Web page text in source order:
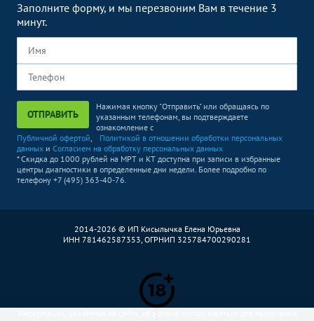
Заполните форму, и мы перезвоним Вам в течение 3
минут.
ОТПРАВИТЬ
Нажимая кнопку "Отправить" или обращаясь по
указанным телефонам, вы подтверждаете
ознакомление с
Публичной офертой,
Политикой в отношении обработки персональных
данных и Согласием на обработку персональных данных
* Скидка до 1000 рублей на МРТ и КТ доступна при записи в избранные
центры диагностики в определенные дни недели. Более подробно по
телефону +7 (495) 363-40-76.
2014-2026 © ИП Кисылычка Елена Юрьевна
ИНН 781462587353, ОГРНИП 325784700290281
Информация, указанная на сайте, не должна использоваться для назначения